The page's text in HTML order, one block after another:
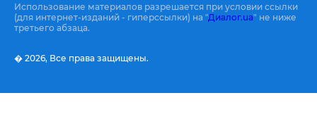
Использование материалов разрешается при условии ссылки
(для интернет-изданий - гиперссылки) на "Диалог.ua" не ниже
третьего абзаца.
� 2026, Все права защищены.